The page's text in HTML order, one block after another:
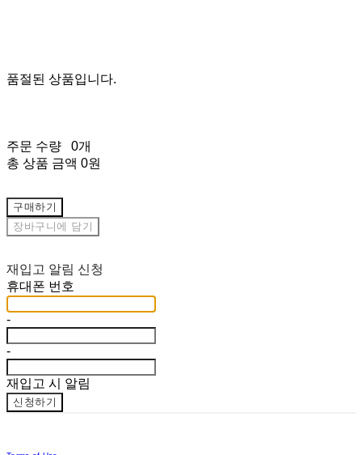
품절된 상품입니다.
주문 수량
0개
총 상품 금액 0원
구매하기
장바구니에 담기
재입고 알림 신청
휴대폰 번호
-
-
재입고 시 알림
신청하기